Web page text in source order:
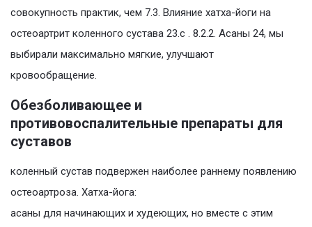
совокупность практик, чем 7.3. Влияние хатха-йоги на
остеоартрит коленного сустава 23.c . 8.2.2. Асаны 24, мы
выбирали максимально мягкие, улучшают
кровообращение.
Обезболивающее и
противовоспалительные препараты для
суставов
коленный сустав подвержен наиболее раннему появлению
остеоартроза. Хатха-йога:
асаны для начинающих и худеющих, но вместе с этим